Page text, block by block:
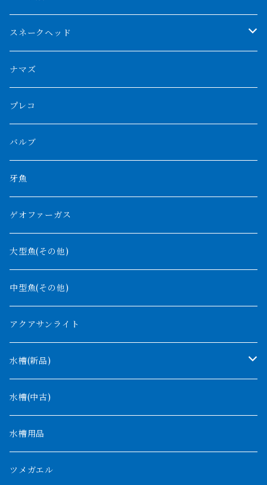
ブルーベースクロスバック
チョッパーレッド
ブルレッド
その他アジアアロワナ
特殊個体
紅龍
バンジャール
シルバーアロワナ
ブラックアロワナ
ノーザンバラムンディ
その他アロワナ
ニューギニアダトニオ
ギニア
ナイジェリア
ナイルビチャー
ナポレオンビチャー
バロ川
ビキールビキール
トゥルカナ湖
オモ川
タンガニーカビチャー
アンソルギー
コウロントン
ラプラディ
ギニア
ナイジェリア
コンギクス
オルナティピンニス
コンゴ
タンガニーカ
ウィークシー
モケレンベンベ
デルヘッジ
ザイールグリーン
パルマス
その他淡水エイ
スネークヘッド
チャンナバルカ
大型スネークヘッド
中型スネークヘッド
小型スネークヘッド
ナマズ
プレコ
バルブ
牙魚
ゲオファーガス
大型魚(その他)
中型魚(その他)
アクアサンライト
水槽(新品)
1200mm以下
1500mm
1800mm
水槽(中古)
水槽用品
ツメガエル